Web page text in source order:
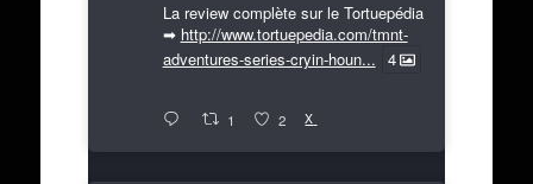
La review complète sur le Tortuepédia
➡ http://www.tortuepedia.com/tmnt-
adventures-series-cryin-houn... 4
1 2 X